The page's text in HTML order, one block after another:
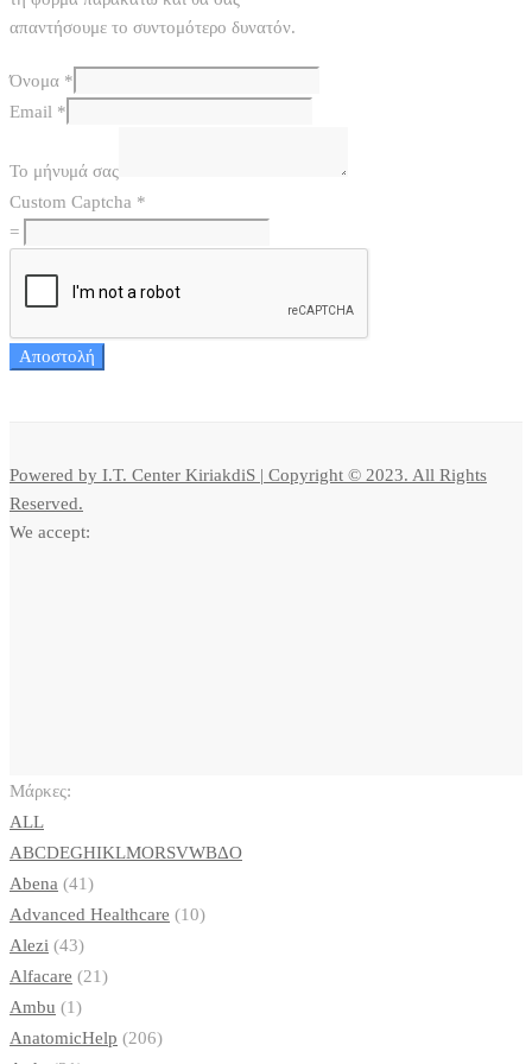
απαντήσουμε το συντομότερο δυνατόν.
Όνομα *
Email *
Το μήνυμά σας
Custom Captcha *
=
Αποστολή
Powered by I.T. Center KiriakdiS | Copyright © 2023. All Rights
Reserved.
We accept:
Μάρκες:
ALL
ABCDEGHIKLMORSVWΒΔΟ
Abena (41)
Advanced Healthcare (10)
Alezi (43)
Alfacare (21)
Ambu (1)
AnatomicHelp (206)